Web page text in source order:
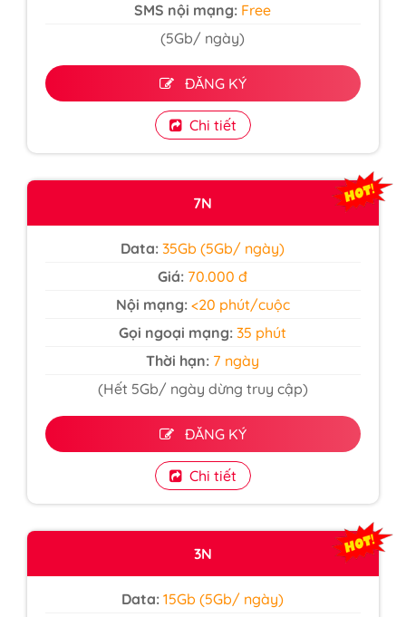
SMS nội mạng: Free
(5Gb/ ngày)
ĐĂNG KÝ
Chi tiết
7N
Data: 35Gb (5Gb/ ngày)
Giá: 70.000 đ
Nội mạng: <20 phút/cuộc
Gọi ngoại mạng: 35 phút
Thời hạn: 7 ngày
(Hết 5Gb/ ngày dừng truy cập)
ĐĂNG KÝ
Chi tiết
3N
Data: 15Gb (5Gb/ ngày)